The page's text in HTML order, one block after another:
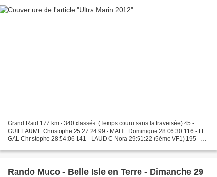
Grand Raid 177 km - 340 classés: (Temps couru sans la traversée) 45 -
GUILLAUME Christophe 25:27:24 99 - MAHE Dominique 28:06:30 116 - LE
GAL Christophe 28:54:06 141 - LAUDIC Nora 29:51:22 (5ème VF1) 195 - LE
Rando Muco - Belle Isle en Terre - Dimanche 29